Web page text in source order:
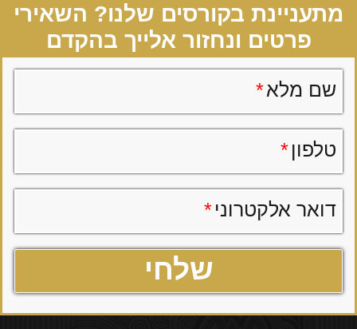
מתעניינת בקורסים שלנו? השאירי
פרטים ונחזור אלייך בהקדם
שם מלא*
טלפון*
דואר אלקטרוני*